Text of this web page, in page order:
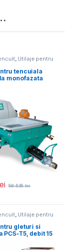
, Utilaje pentru
tencuiala
monofazata
vertical
56.535lei
, Utilaje pentru
gleturi si
PCS-T5, debit 15